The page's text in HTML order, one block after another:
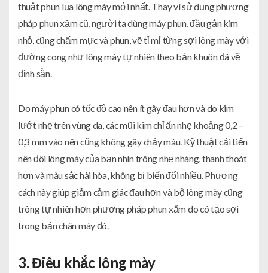
thuật phun lụa lông mày mới nhất. Thay vì sử dụng phương
pháp phun xăm cũ, người ta dùng máy phun, đầu gắn kim
nhỏ, cũng chấm mực và phun, vẽ tỉ mỉ từng sợi lông mày với
đường cong như lông mày tự nhiên theo bản khuôn đã vẽ
định sẵn.
Do máy phun có tốc độ cao nên ít gây đau hơn và do kim
lướt nhẹ trên vùng da, các mũi kim chỉ ấn nhẹ khoảng 0,2 –
0,3 mm vào nên cũng không gây chảy máu. Kỹ thuật cải tiến
nên đôi lông mày của bạn nhìn trông nhẹ nhàng, thanh thoát
hơn và màu sắc hài hòa, không bị biến đổi nhiều. Phương
cách này giúp giảm cảm giác đau hơn và bộ lông mày cũng
trông tự nhiên hơn phương pháp phun xăm do có tạo sợi
trong bản chân mày đó.
3. Điêu khắc lông mày